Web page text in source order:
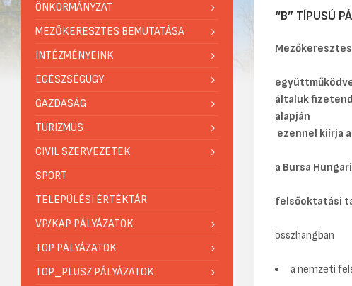
“B” TÍPUSÚ
általuk
alapján
ezennel kiírja
a Bursa
felsőoktatási
összhangban
a nemzeti
ÖNKORMÁNYZAT
MEZŐKERESZTES BEMUTATÁSA
INTÉZMÉNYEINK
EGÉSZSÉGÜGY
GAZDASÁG
TURIZMUS
CIVIL SZERVEZETEK
SPORT
TELEPÜLÉSI ÉRTÉKTÁR
VP/KAP PÁLYÁZATOK
TOP PÁLYÁZATOK
TOP_PLUSZ PÁLYÁZATOK